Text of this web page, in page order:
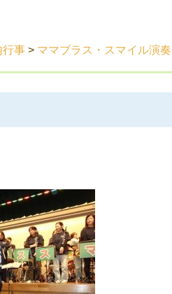
行事 > ママブラス・スマイル演